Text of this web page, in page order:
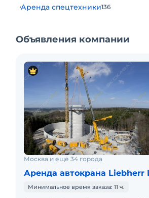
Аренда спецтехники136
Объявления компании
Москва и ещё 34 города
Аренда автокрана Liebherr
Минимальное время заказа: 11 ч.